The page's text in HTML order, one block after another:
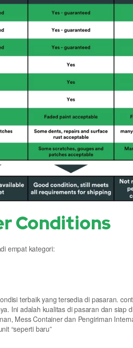
Conditions
empat kategori:
terbaik yang tersedia di pasaran.
Ini adalah kualitas di pasaran dan siap
Mess Container dan Pengiriman
“seperti baru”